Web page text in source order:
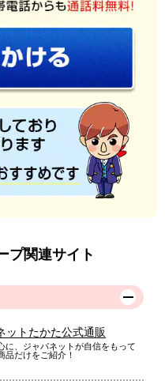
プ関連サイト
ットたかた公式通販
に、ジャパネットが自信をもって
品だけをご紹介！